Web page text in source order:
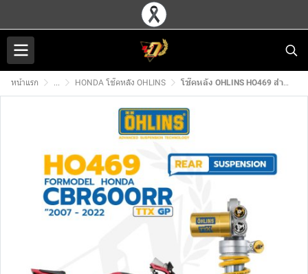
หน้าแรก ... HONDA โช๊คหลัง OHLINS โช๊คหลัง OHLINS HO469 สำหรับ HONDA CBR600RR